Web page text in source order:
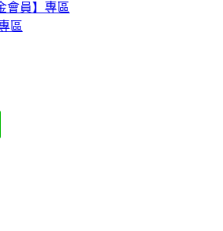
會員】專區
區